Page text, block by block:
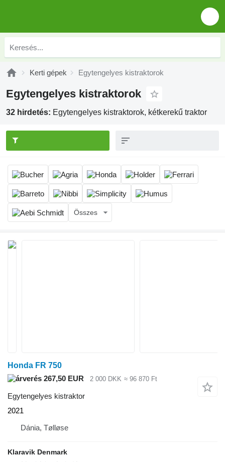
Kerti gépek Egytengelyes kistraktorok
Egytengelyes kistraktorok
32 hirdetés: Egytengelyes kistraktorok, kétkerekű traktor
Összes
Honda FR 750
267,50 EUR
2 000 DKK ≈ 96 870 Ft
Egytengelyes kistraktor
2021
Dánia, Tølløse
Klaravik Denmark